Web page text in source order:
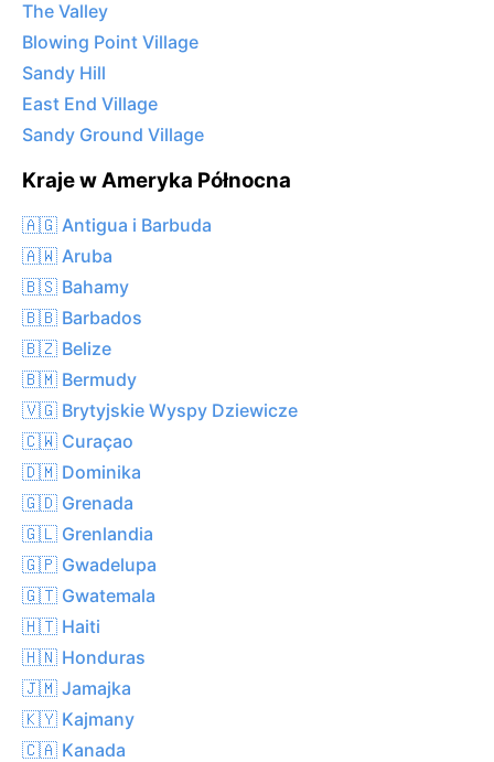
The Valley
Blowing Point Village
Sandy Hill
East End Village
Sandy Ground Village
Kraje w Ameryka Północna
🇦🇬 Antigua i Barbuda
🇦🇼 Aruba
🇧🇸 Bahamy
🇧🇧 Barbados
🇧🇿 Belize
🇧🇲 Bermudy
🇻🇬 Brytyjskie Wyspy Dziewicze
🇨🇼 Curaçao
🇩🇲 Dominika
🇬🇩 Grenada
🇬🇱 Grenlandia
🇬🇵 Gwadelupa
🇬🇹 Gwatemala
🇭🇹 Haiti
🇭🇳 Honduras
🇯🇲 Jamajka
🇰🇾 Kajmany
🇨🇦 Kanada